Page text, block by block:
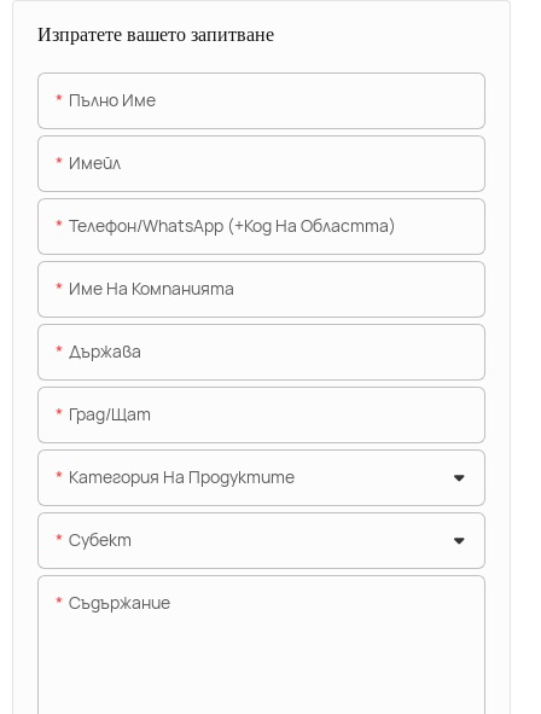
Изпратете вашето запитване
Пълно Име
Имейл
Телефон/WhatsApp (+Код На Областта)
Име На Компанията
Държава
Град/щат
Категория На Продуктите
Субект
Съдържание